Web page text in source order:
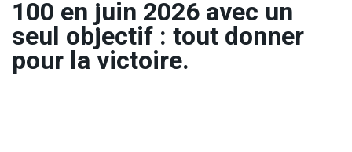
100 en juin 2026 avec un
seul objectif : tout donner
pour la victoire.